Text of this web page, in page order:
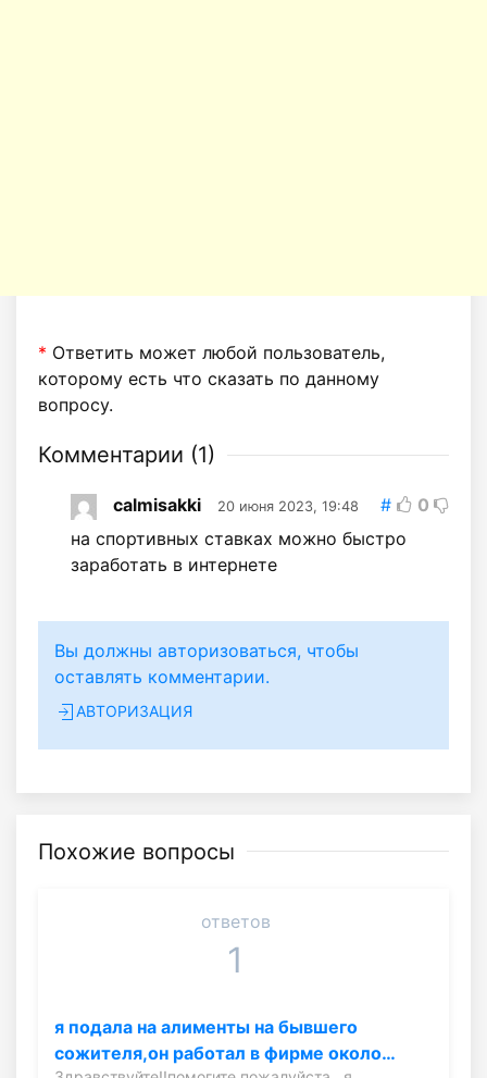
* Ответить может любой пользователь,
которому есть что сказать по данному
вопросу.
Комментарии (1)
calmisakki 20 июня 2023, 19:48 #
0
на спортивных ставках можно быстро
заработать в интернете
Вы должны авторизоваться, чтобы
оставлять комментарии.
АВТОРИЗАЦИЯ
Похожие вопросы
ответов
1
я подала на алименты на бывшего
сожителя,он работал в фирме около…